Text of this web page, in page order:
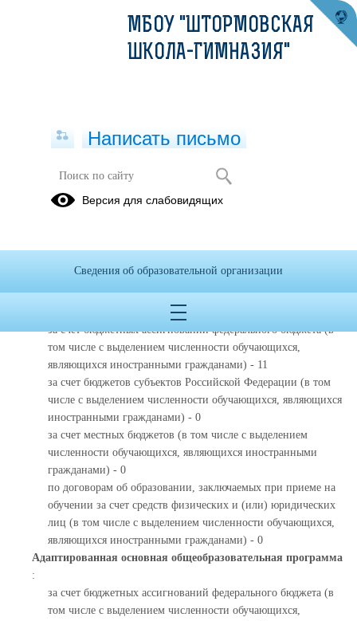
Вакантные места для приема
Реализуемые образовательные программы:
Рабочая программа воспитания
за счет бюджетных ассигнований федерального бюджета (в
том числе с выделением численности обучающихся,
являющихся иностранными гражданами) - 11
за счет бюджетов субъектов Российской Федерации (в том
числе с выделением численности обучающихся, являющихся
иностранными гражданами) - 0
за счет местных бюджетов (в том числе с выделением
численности обучающихся, являющихся иностранными
гражданами) - 0
по договорам об образовании, заключаемых при приеме на
обучении за счет средств физических и (или) юридических
лиц (в том числе с выделением численности обучающихся,
являющихся иностранными гражданами) - 0
Адаптированная основная общеобразовательная программа
:
за счет бюджетных ассигнований федерального бюджета (в
том числе с выделением численности обучающихся,
МБОУ "ШТОРМОВСКАЯ
ШКОЛА-ГИМНАЗИЯ"
Написать письмо
Версия для слабовидящих
Сведения об образовательной организации